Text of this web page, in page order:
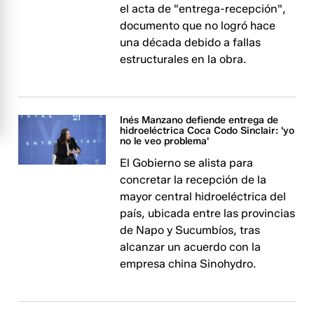
el acta de "entrega-recepción",
documento que no logró hace
una década debido a fallas
estructurales en la obra.
Inés Manzano defiende entrega de
hidroeléctrica Coca Codo Sinclair: 'yo
no le veo problema'
El Gobierno se alista para
concretar la recepción de la
mayor central hidroeléctrica del
país, ubicada entre las provincias
de Napo y Sucumbíos, tras
alcanzar un acuerdo con la
empresa china Sinohydro.